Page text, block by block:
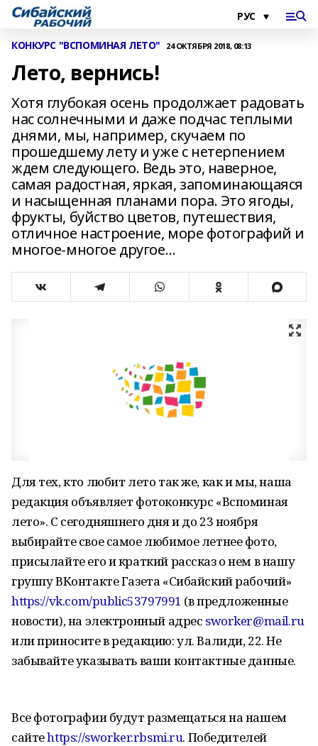
КОНКУРС "ВСПОМИНАЯ ЛЕТО" 24 ОКТЯБРЯ 2018, 08:13
Лето, вернись!
Хотя глубокая осень продолжает радовать
нас солнечными и даже подчас теплыми
днями, мы, например, скучаем по
прошедшему лету и уже с нетерпением
ждем следующего. Ведь это, наверное,
самая радостная, яркая, запоминающаяся
и насыщенная планами пора. Это ягоды,
фрукты, буйство цветов, путешествия,
отличное настроение, море фотографий и
многое-многое другое…
Для тех, кто любит лето так же, как и мы, наша
редакция объявляет фотоконкурс «Вспоминая
лето». С сегодняшнего дня и до 23 ноября
выбирайте свое самое любимое летнее фото,
присылайте его и краткий рассказ о нем в нашу
группу ВКонтакте Газета «Сибайский рабочий»
https://vk.com/public53797991 (в предложенные
новости), на электронный адрес sworker@mail.ru
или приносите в редакцию: ул. Валиди, 22. Не
забывайте указывать ваши контактные данные.
Все фотографии будут размещаться на нашем
сайтеhttps://sworker.rbsmi.ru. Победителей